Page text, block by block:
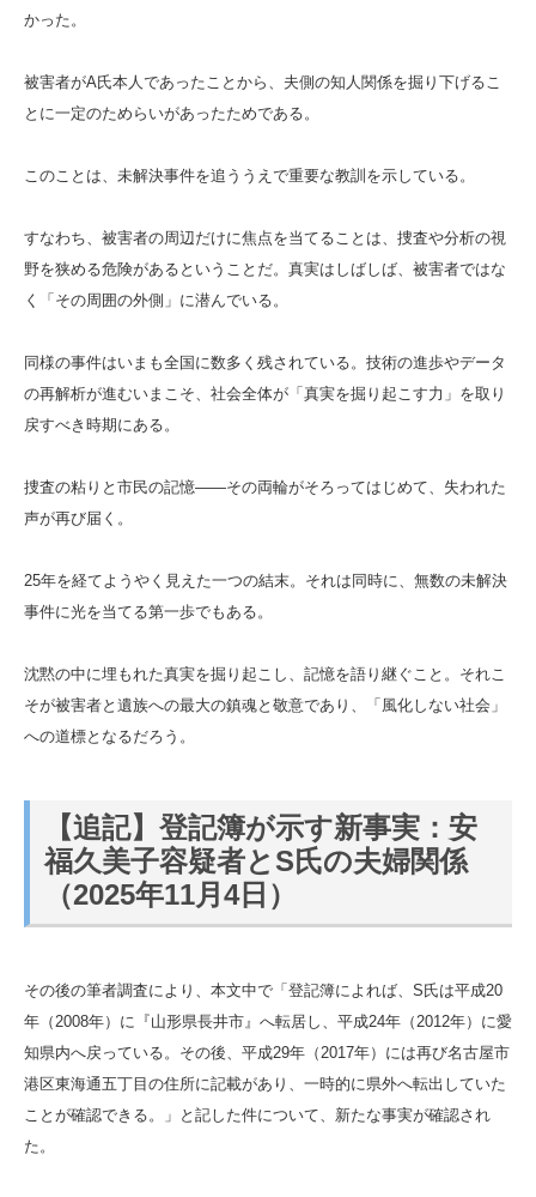
かった。
被害者がA氏本人であったことから、夫側の知人関係を掘り下げるこ
とに一定のためらいがあったためである。
このことは、未解決事件を追ううえで重要な教訓を示している。
すなわち、被害者の周辺だけに焦点を当てることは、捜査や分析の視
野を狭める危険があるということだ。真実はしばしば、被害者ではな
く「その周囲の外側」に潜んでいる。
同様の事件はいまも全国に数多く残されている。技術の進歩やデータ
の再解析が進むいまこそ、社会全体が「真実を掘り起こす力」を取り
戻すべき時期にある。
捜査の粘りと市民の記憶――その両輪がそろってはじめて、失われた
声が再び届く。
25年を経てようやく見えた一つの結末。それは同時に、無数の未解決
事件に光を当てる第一歩でもある。
沈黙の中に埋もれた真実を掘り起こし、記憶を語り継ぐこと。それこ
そが被害者と遺族への最大の鎮魂と敬意であり、「風化しない社会」
への道標となるだろう。
【追記】登記簿が示す新事実：安
福久美子容疑者とS氏の夫婦関係
（2025年11月4日）
その後の筆者調査により、本文中で「登記簿によれば、S氏は平成20
年（2008年）に『山形県長井市』へ転居し、平成24年（2012年）に愛
知県内へ戻っている。その後、平成29年（2017年）には再び名古屋市
港区東海通五丁目の住所に記載があり、一時的に県外へ転出していた
ことが確認できる。」と記した件について、新たな事実が確認され
た。